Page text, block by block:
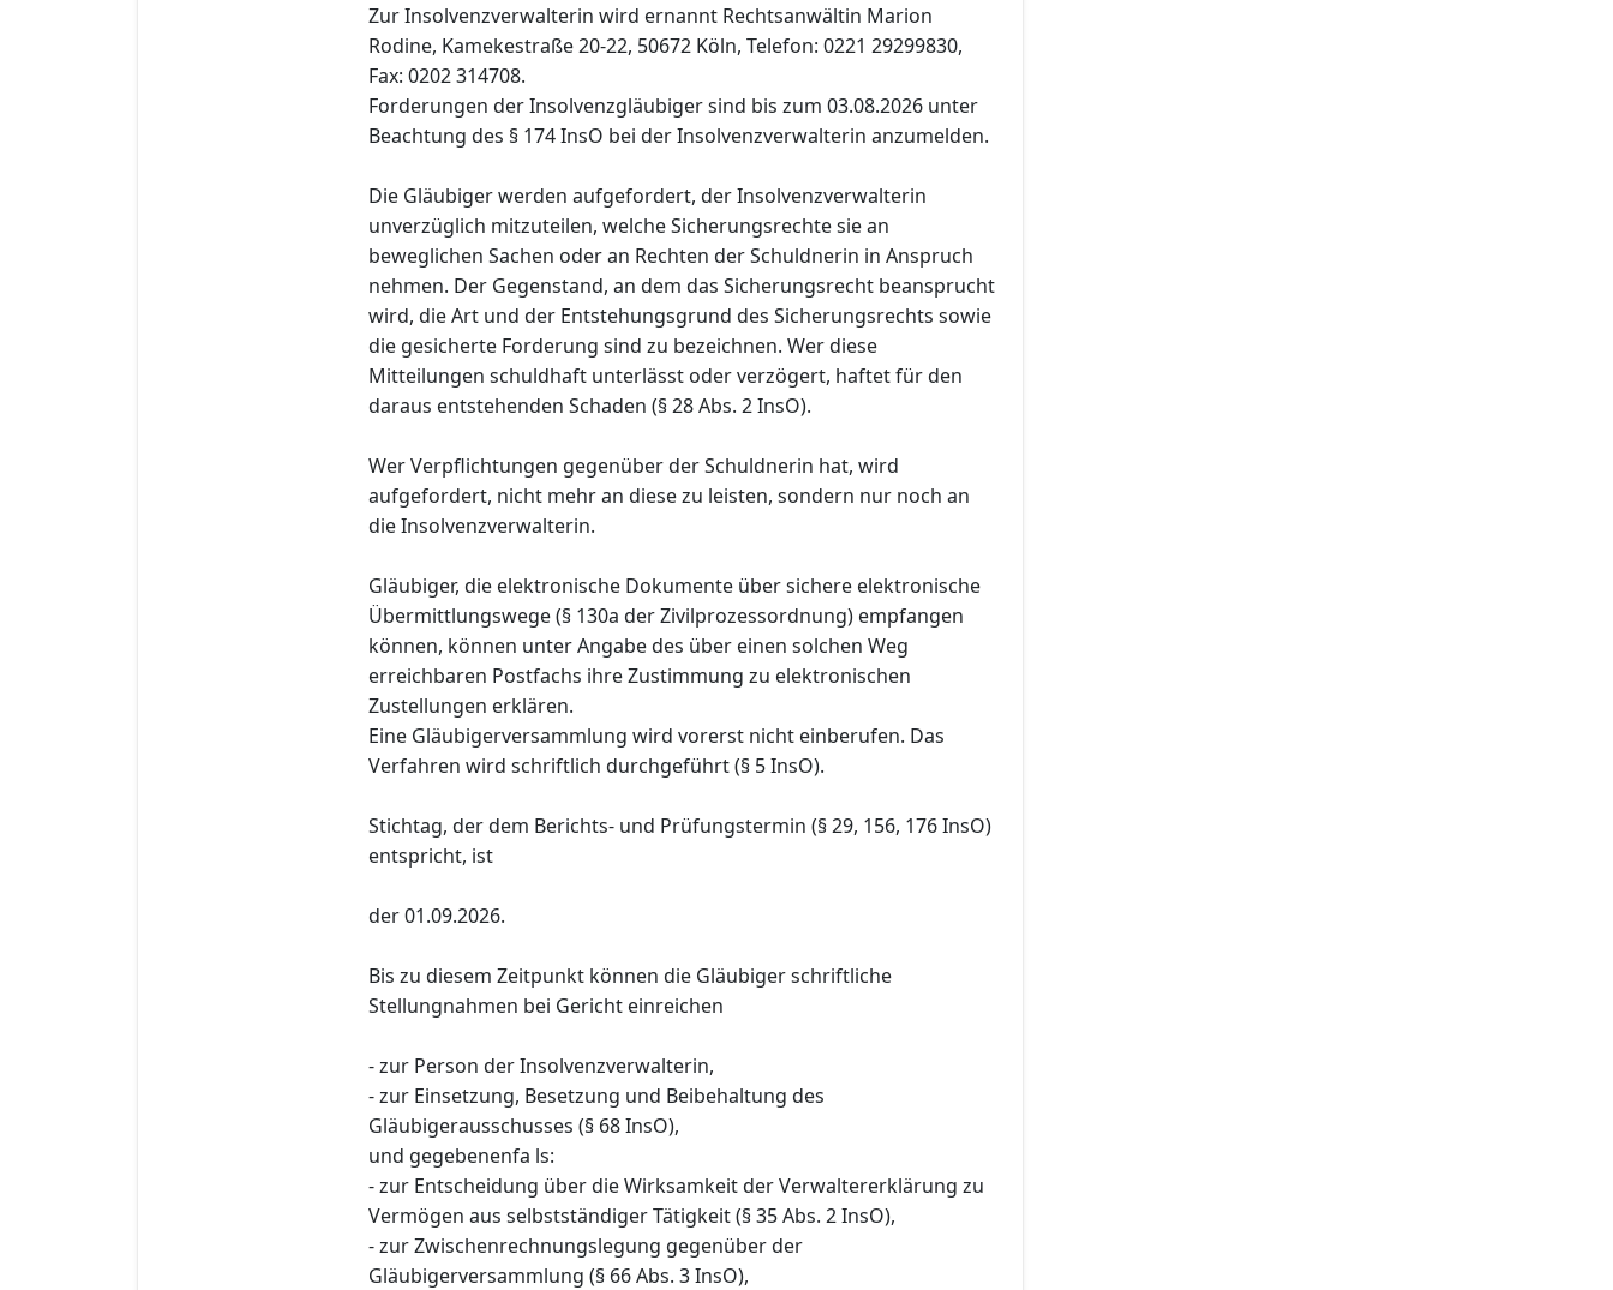
Zur Insolvenzverwalterin wird ernannt Rechtsanwältin Marion
Rodine, Kamekestraße 20-22, 50672 Köln, Telefon: 0221 29299830,
Fax: 0202 314708.
Forderungen der Insolvenzgläubiger sind bis zum 03.08.2026 unter
Beachtung des § 174 InsO bei der Insolvenzverwalterin anzumelden.
Die Gläubiger werden aufgefordert, der Insolvenzverwalterin
unverzüglich mitzuteilen, welche Sicherungsrechte sie an
beweglichen Sachen oder an Rechten der Schuldnerin in Anspruch
nehmen. Der Gegenstand, an dem das Sicherungsrecht beansprucht
wird, die Art und der Entstehungsgrund des Sicherungsrechts sowie
die gesicherte Forderung sind zu bezeichnen. Wer diese
Mitteilungen schuldhaft unterlässt oder verzögert, haftet für den
daraus entstehenden Schaden (§ 28 Abs. 2 InsO).
Wer Verpflichtungen gegenüber der Schuldnerin hat, wird
aufgefordert, nicht mehr an diese zu leisten, sondern nur noch an
die Insolvenzverwalterin.
Gläubiger, die elektronische Dokumente über sichere elektronische
Übermittlungswege (§ 130a der Zivilprozessordnung) empfangen
können, können unter Angabe des über einen solchen Weg
erreichbaren Postfachs ihre Zustimmung zu elektronischen
Zustellungen erklären.
Eine Gläubigerversammlung wird vorerst nicht einberufen. Das
Verfahren wird schriftlich durchgeführt (§ 5 InsO).
Stichtag, der dem Berichts- und Prüfungstermin (§ 29, 156, 176 InsO)
entspricht, ist
der 01.09.2026.
Bis zu diesem Zeitpunkt können die Gläubiger schriftliche
Stellungnahmen bei Gericht einreichen
- zur Person der Insolvenzverwalterin,
- zur Einsetzung, Besetzung und Beibehaltung des
Gläubigerausschusses (§ 68 InsO),
und gegebenenfa ls:
- zur Entscheidung über die Wirksamkeit der Verwaltererklärung zu
Vermögen aus selbstständiger Tätigkeit (§ 35 Abs. 2 InsO),
- zur Zwischenrechnungslegung gegenüber der
Gläubigerversammlung (§ 66 Abs. 3 InsO),